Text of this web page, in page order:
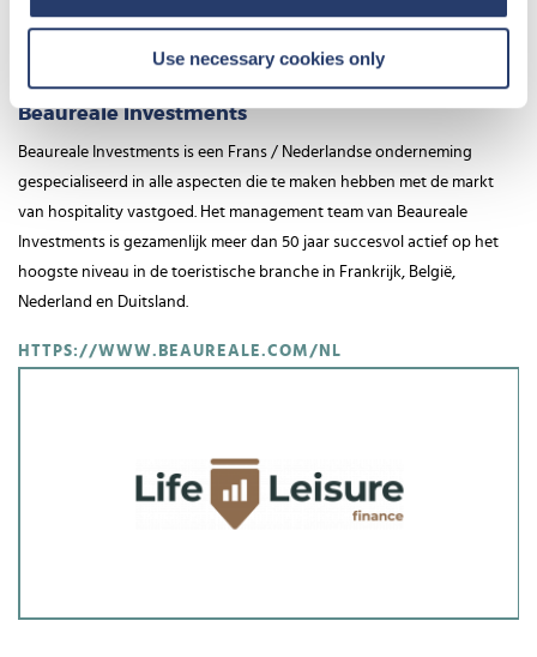
Use necessary cookies only
Beaureale Investments
Beaureale Investments is een Frans / Nederlandse onderneming
gespecialiseerd in alle aspecten die te maken hebben met de markt
van hospitality vastgoed. Het management team van Beaureale
Investments is gezamenlijk meer dan 50 jaar succesvol actief op het
hoogste niveau in de toeristische branche in Frankrijk, België,
Nederland en Duitsland.
HTTPS://WWW.BEAUREALE.COM/NL